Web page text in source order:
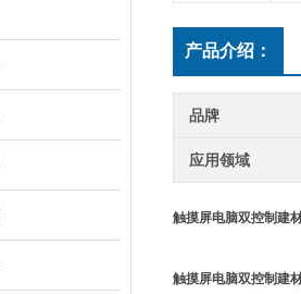
产品介绍：
品牌
应用领域
触摸屏电脑双控制建
触摸屏电脑双控制建